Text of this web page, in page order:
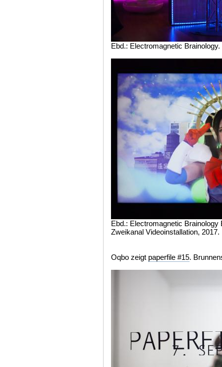
Ebd.: Electromagnetic
Ebd.: Electromagnetic
Zweikanal Videoinstallation, 2017.
Oqbo zeigt paperfile #15.